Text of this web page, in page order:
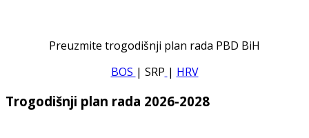
Preuzmite trogodišnji plan rada PBD BiH
BOS | SRP | HRV
Trogodišnji plan rada 2026-2028